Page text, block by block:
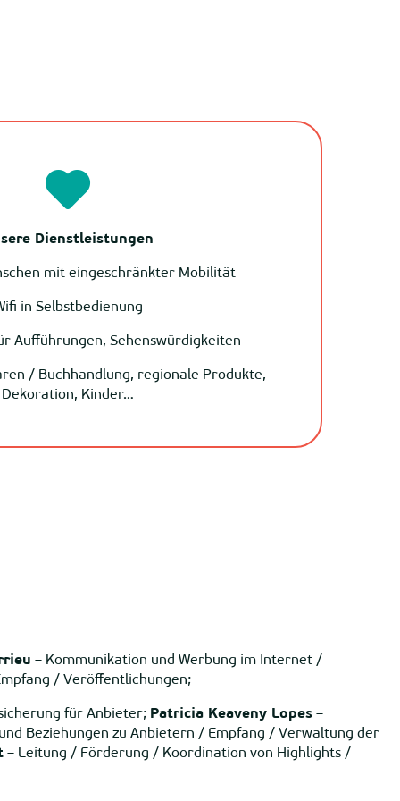
Dienstleistungen
mit eingeschränkter Mobilität
in Selbstbedienung
Aufführungen, Sehenswürdigkeiten
/ Buchhandlung, regionale Produkte,
Dekoration, Kinder…
– Kommunikation und Werbung im Internet /
/ Veröffentlichungen;
für Anbieter; Patricia Keaveny Lopes –
Beziehungen zu Anbietern / Empfang / Verwaltung der
– Leitung / Förderung / Koordination von Highlights /